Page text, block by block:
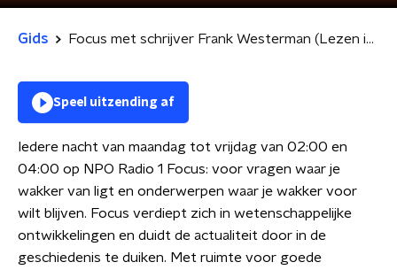
Gids Focus met schrijver Frank Westerman (Lezen in het Donker)
Speel uitzending af
Iedere nacht van maandag tot vrijdag van 02:00 en
04:00 op NPO Radio 1 Focus: voor vragen waar je
wakker van ligt en onderwerpen waar je wakker voor
wilt blijven. Focus verdiept zich in wetenschappelijke
ontwikkelingen en duidt de actualiteit door in de
geschiedenis te duiken. Met ruimte voor goede